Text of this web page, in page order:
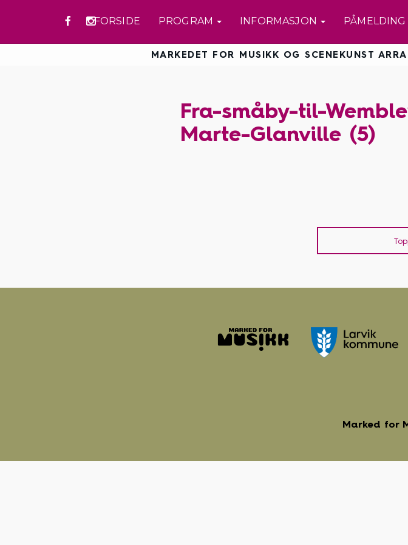
FORSIDE PROGRAM INFORMASJON PÅMELDING
MARKEDET FOR MUSIKK OG SCENEKUNST
Fra-småby-til-
Marte-Glanville (5)
Marked for